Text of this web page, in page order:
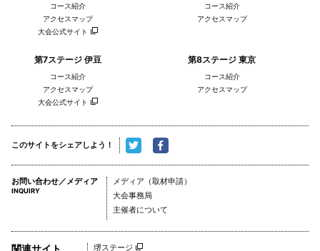
コース紹介
アクセスマップ
大会公式サイト
コース紹介
アクセスマップ
第7ステージ 伊豆
コース紹介
アクセスマップ
大会公式サイト
第8ステージ 東京
コース紹介
アクセスマップ
このサイトをシェアしよう！
お問い合わせ／メディア
INQUIRY
メディア（取材申請）
大会事務局
主催者について
関連サイト 堺ステージ